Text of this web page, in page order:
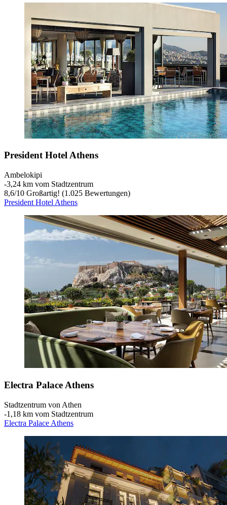
President Hotel Athens
Ambelokipi
‐3,24 km vom Stadtzentrum
8,6/10 Großartig! (1.025 Bewertungen)
President Hotel Athens
Electra Palace Athens
Stadtzentrum von Athen
‐1,18 km vom Stadtzentrum
Electra Palace Athens